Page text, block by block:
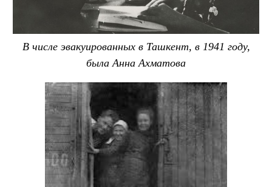
В числе эвакуированных в Ташкент, в 1941 году,
была Анна Ахматова